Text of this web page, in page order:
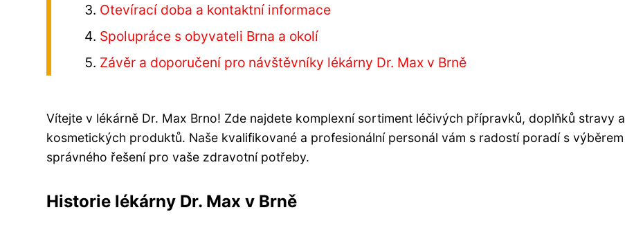
Otevírací doba a kontaktní informace
Spolupráce s obyvateli Brna a okolí
Závěr a doporučení pro návštěvníky lékárny Dr. Max v Brně
Vítejte v lékárně Dr. Max Brno! Zde najdete komplexní sortiment léčivých přípravků, doplňků stravy a
kosmetických produktů. Naše kvalifikované a profesionální personál vám s radostí poradí s výběrem
správného řešení pro vaše zdravotní potřeby.
Historie lékárny Dr. Max v Brně